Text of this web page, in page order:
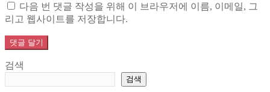
다음 번 댓글 작성을 위해 이 브라우저에 이름, 이메일, 그
리고 웹사이트를 저장합니다.
검색
검색